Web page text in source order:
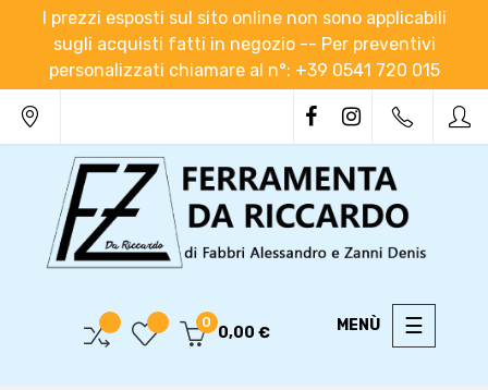
I prezzi esposti sul sito online non sono applicabili
sugli acquisti fatti in negozio -- Per preventivi
personalizzati chiamare al n°: +39 0541 720 015
Toggle
☰
0
0,00 €